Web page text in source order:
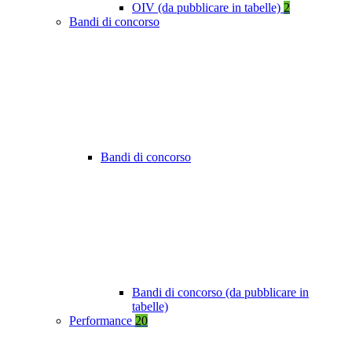
OIV (da pubblicare in tabelle) 2
Bandi di concorso
Bandi di concorso
Bandi di concorso (da pubblicare in
tabelle)
Performance 20